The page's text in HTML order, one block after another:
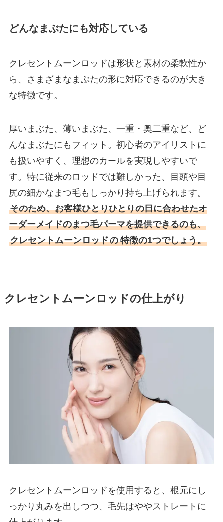
どんなまぶたにも対応している
クレセントムーンロッドは形状と素材の柔軟性か
ら、さまざまなまぶたの形に対応できるのが大き
な特徴です。
厚いまぶた、薄いまぶた、一重・奥二重など、ど
んなまぶたにもフィット。初心者のアイリストに
も扱いやすく、理想のカールを実現しやすいで
す。特に従来のロッドでは難しかった、目頭や目
尻の細かなまつ毛もしっかり持ち上げられます。
そのため、お客様ひとりひとりの目に合わせたオ
ーダーメイドのまつ毛パーマを提供できるのも、
クレセントムーンロッドの 特徴の1つでしょう。
クレセントムーンロッドの仕上がり
クレセントムーンロッドを使用すると、根元にし
っかり丸みを出しつつ、毛先はややストレートに